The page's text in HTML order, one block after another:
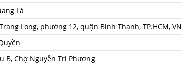
Là
Long, phường 12, quận Bình Thạnh, TP.HCM, VN
B, Chợ Nguyễn Tri Phương